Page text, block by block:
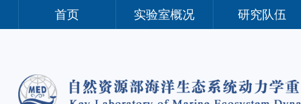
首页 实验室概况 研究队伍